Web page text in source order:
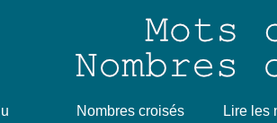
Nombres croisés Lire les